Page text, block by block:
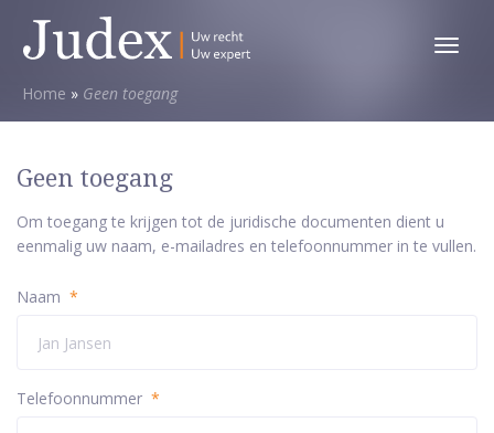
Toggle
Home » Geen toegang
Geen toegang
Om toegang te krijgen tot de juridische documenten dient u
eenmalig uw naam, e-mailadres en telefoonnummer in te vullen.
Naam *
Telefoonnummer *